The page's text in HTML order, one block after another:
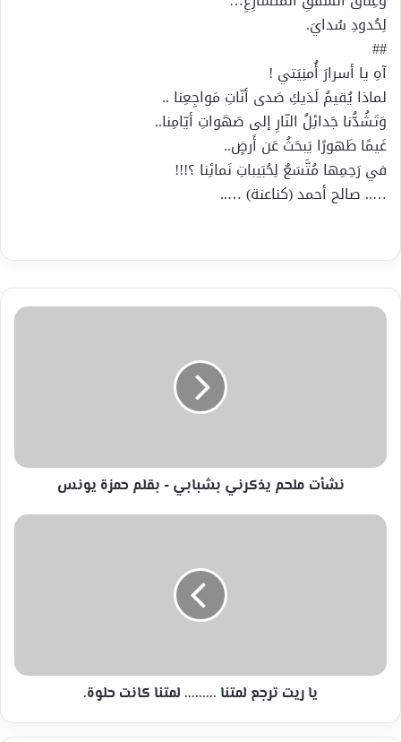
لِحُدودِ سُدايَ.
##
آهِ يا أسرارَ أُمنِيَتي !
لماذا يُقيمُ لَدَيكِ صَدى أنّاتِ مَواجِعِنا ..
وَتَشُدُّنا جَدائِلُ النّارِ إلى صَهَواتِ أيّامِنا..
غَيمًا طَهورًا يَبحَثُ عَن أَرضٍ..
في رَحِمِها مُتَّسَعٌ لِحُبَيباتِ نَمائِنا ؟!!!
….. صالح أحمد (كناعنة) …..
نشأت
نشأت ملحم يذكرني بشبابي - بقلم حمزة يونس
يا
يا ريت ترجع لمتنا ......... لمتنا كانت حلوة.